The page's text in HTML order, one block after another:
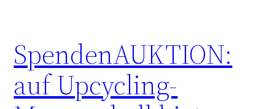
SpendenAUKTION:
auf Upcycling-